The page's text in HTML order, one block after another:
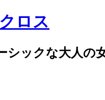
シックな大人の